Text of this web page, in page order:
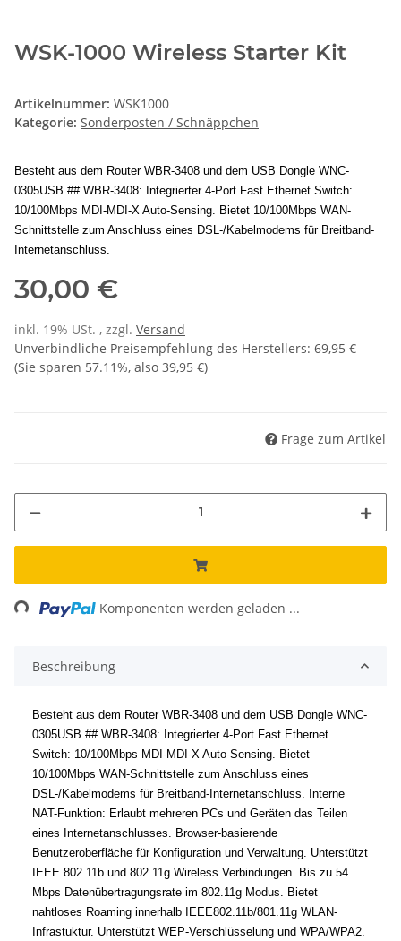
WSK-1000 Wireless Starter Kit
Artikelnummer: WSK1000
Kategorie: Sonderposten / Schnäppchen
Besteht aus dem Router WBR-3408 und dem USB Dongle WNC-
0305USB ## WBR-3408: Integrierter 4-Port Fast Ethernet Switch:
10/100Mbps MDI-MDI-X Auto-Sensing. Bietet 10/100Mbps WAN-
Schnittstelle zum Anschluss eines DSL-/Kabelmodems für Breitband-
Internetanschluss.
30,00 €
inkl. 19% USt. , zzgl. Versand
Unverbindliche Preisempfehlung des Herstellers: 69,95 €
(Sie sparen 57.11%, also 39,95 €)
Frage zum Artikel
Komponenten werden geladen ...
Beschreibung
Besteht aus dem Router WBR-3408 und dem USB Dongle WNC-
0305USB ## WBR-3408: Integrierter 4-Port Fast Ethernet
Switch: 10/100Mbps MDI-MDI-X Auto-Sensing. Bietet
10/100Mbps WAN-Schnittstelle zum Anschluss eines
DSL-/Kabelmodems für Breitband-Internetanschluss. Interne
NAT-Funktion: Erlaubt mehreren PCs und Geräten das Teilen
eines Internetanschlusses. Browser-basierende
Benutzeroberfläche für Konfiguration und Verwaltung. Unterstützt
IEEE 802.11b und 802.11g Wireless Verbindungen. Bis zu 54
Mbps Datenübertragungsrate im 802.11g Modus. Bietet
nahtloses Roaming innerhalb IEEE802.11b/801.11g WLAN-
Infrastuktur. Unterstützt WEP-Verschlüsselung und WPA/WPA2.